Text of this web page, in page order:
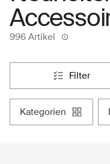
996 Artikel
filter
kategorien